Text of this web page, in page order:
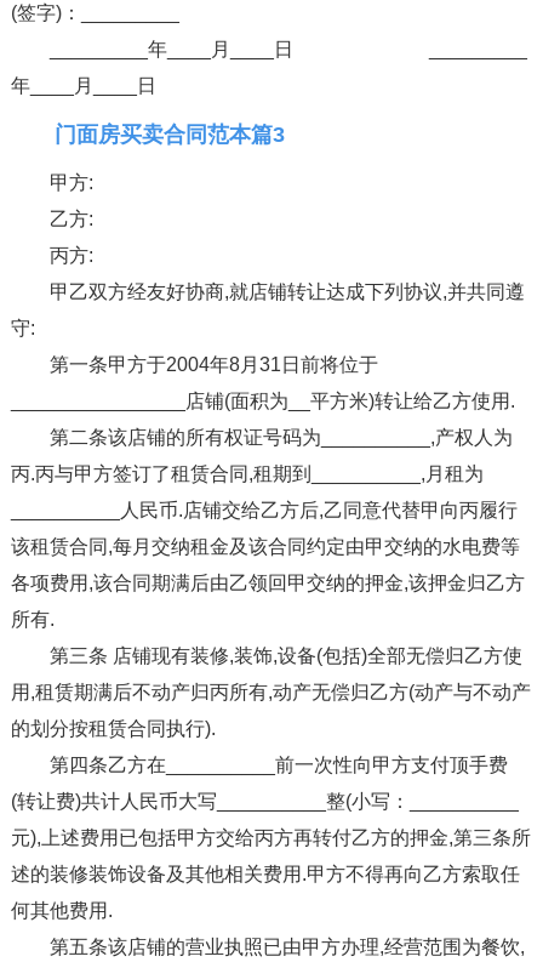
(签字)：_________
_________年____月____日 _________
年____月____日
门面房买卖合同范本篇3
甲方:
乙方:
丙方:
甲乙双方经友好协商,就店铺转让达成下列协议,并共同遵
守:
第一条甲方于2004年8月31日前将位于
________________店铺(面积为__平方米)转让给乙方使用.
第二条该店铺的所有权证号码为__________,产权人为
丙.丙与甲方签订了租赁合同,租期到__________,月租为
__________人民币.店铺交给乙方后,乙同意代替甲向丙履行
该租赁合同,每月交纳租金及该合同约定由甲交纳的水电费等
各项费用,该合同期满后由乙领回甲交纳的押金,该押金归乙方
所有.
第三条 店铺现有装修,装饰,设备(包括)全部无偿归乙方使
用,租赁期满后不动产归丙所有,动产无偿归乙方(动产与不动产
的划分按租赁合同执行).
第四条乙方在__________前一次性向甲方支付顶手费
(转让费)共计人民币大写__________整(小写：__________
元),上述费用已包括甲方交给丙方再转付乙方的押金,第三条所
述的装修装饰设备及其他相关费用.甲方不得再向乙方索取任
何其他费用.
第五条该店铺的营业执照已由甲方办理,经营范围为餐饮,